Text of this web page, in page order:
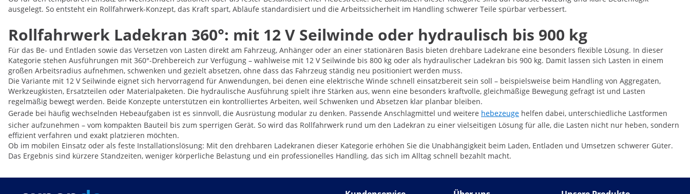
ausgelegt. So entsteht ein Rollfahrwerk-Konzept, das Kraft spart, Abläufe standardisiert und die Arbeitssicherheit im Handling schwerer Teile spürbar verbessert.
Rollfahrwerk Ladekran 360°: mit 12 V Seilwinde oder hydraulisch bis 900 kg
Für das Be- und Entladen sowie das Versetzen von Lasten direkt am Fahrzeug, Anhänger oder an einer stationären Basis bieten drehbare Ladekrane eine besonders flexible Lösung. In dieser
Kategorie stehen Ausführungen mit 360°-Drehbereich zur Verfügung – wahlweise mit 12 V Seilwinde bis 800 kg oder als hydraulischer Ladekran bis 900 kg. Damit lassen sich Lasten in einem
großen Arbeitsradius aufnehmen, schwenken und gezielt absetzen, ohne dass das Fahrzeug ständig neu positioniert werden muss.
Die Variante mit 12 V Seilwinde eignet sich hervorragend für Anwendungen, bei denen eine elektrische Winde schnell einsatzbereit sein soll – beispielsweise beim Handling von Aggregaten,
Werkzeugkisten, Ersatzteilen oder Materialpaketen. Die hydraulische Ausführung spielt ihre Stärken aus, wenn eine besonders kraftvolle, gleichmäßige Bewegung gefragt ist und Lasten
regelmäßig bewegt werden. Beide Konzepte unterstützen ein kontrolliertes Arbeiten, weil Schwenken und Absetzen klar planbar bleiben.
Gerade bei häufig wechselnden Hebeaufgaben ist es sinnvoll, die Ausrüstung modular zu denken. Passende Anschlagmittel und weitere hebezeuge helfen dabei, unterschiedliche Lastformen
sicher aufzunehmen – vom kompakten Bauteil bis zum sperrigen Gerät. So wird das Rollfahrwerk rund um den Ladekran zu einer vielseitigen Lösung für alle, die Lasten nicht nur heben, sondern
effizient verfahren und exakt platzieren möchten.
Ob im mobilen Einsatz oder als feste Installationslösung: Mit den drehbaren Ladekranen dieser Kategorie erhöhen Sie die Unabhängigkeit beim Laden, Entladen und Umsetzen schwerer Güter.
Das Ergebnis sind kürzere Standzeiten, weniger körperliche Belastung und ein professionelles Handling, das sich im Alltag schnell bezahlt macht.